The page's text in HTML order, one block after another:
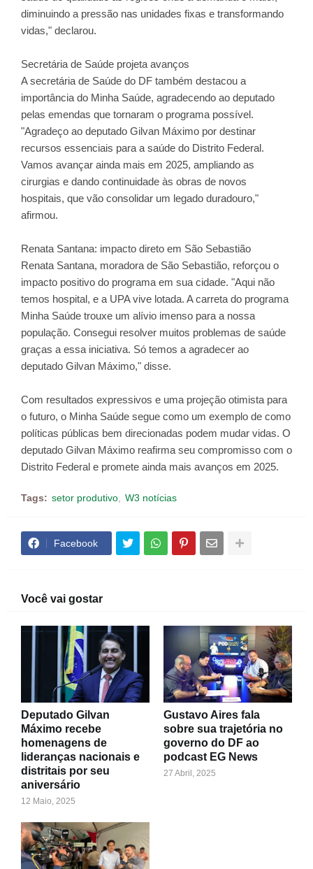
diminuindo a pressão nas unidades fixas e transformando
vidas," declarou.
Secretária de Saúde projeta avanços
A secretária de Saúde do DF também destacou a
importância do Minha Saúde, agradecendo ao deputado
pelas emendas que tornaram o programa possível.
"Agradeço ao deputado Gilvan Máximo por destinar
recursos essenciais para a saúde do Distrito Federal.
Vamos avançar ainda mais em 2025, ampliando as
cirurgias e dando continuidade às obras de novos
hospitais, que vão consolidar um legado duradouro,"
afirmou.
Renata Santana: impacto direto em São Sebastião
Renata Santana, moradora de São Sebastião, reforçou o
impacto positivo do programa em sua cidade. "Aqui não
temos hospital, e a UPA vive lotada. A carreta do programa
Minha Saúde trouxe um alívio imenso para a nossa
população. Consegui resolver muitos problemas de saúde
graças a essa iniciativa. Só temos a agradecer ao
deputado Gilvan Máximo," disse.
Com resultados expressivos e uma projeção otimista para
o futuro, o Minha Saúde segue como um exemplo de como
políticas públicas bem direcionadas podem mudar vidas. O
deputado Gilvan Máximo reafirma seu compromisso com o
Distrito Federal e promete ainda mais avanços em 2025.
Tags: setor produtivo W3 notícias
Facebook
Você vai gostar
Deputado Gilvan
Máximo recebe
homenagens de
lideranças nacionais e
distritais por seu
aniversário
12 Maio, 2025
Gustavo Aires fala
sobre sua trajetória no
governo do DF ao
podcast EG News
27 Abril, 2025